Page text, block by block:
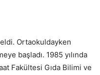
Ortaokuldayken
başladı. 1985 yılında
Fakültesi Gıda Bilimi ve